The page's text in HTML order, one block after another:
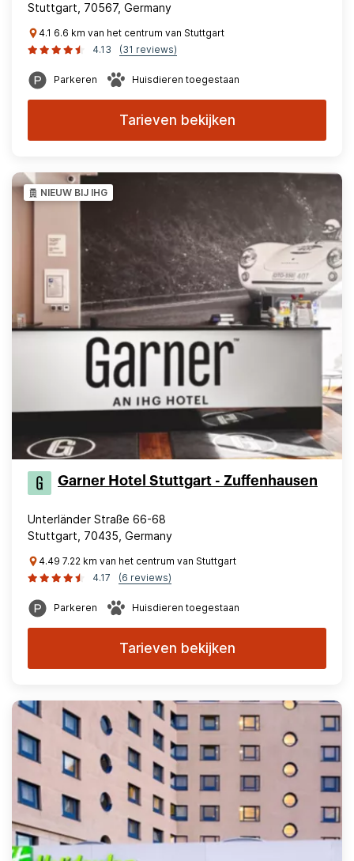
Stuttgart, 70567, Germany
4.1 6.6 km van het centrum van Stuttgart
4.13
(31 reviews)
Parkeren Huisdieren toegestaan
Tarieven bekijken
NIEUW BIJ IHG
Garner Hotel Stuttgart - Zuffenhausen
Unterländer Straße 66-68
Stuttgart, 70435, Germany
4.49 7.22 km van het centrum van Stuttgart
4.17
(6 reviews)
Parkeren Huisdieren toegestaan
Tarieven bekijken